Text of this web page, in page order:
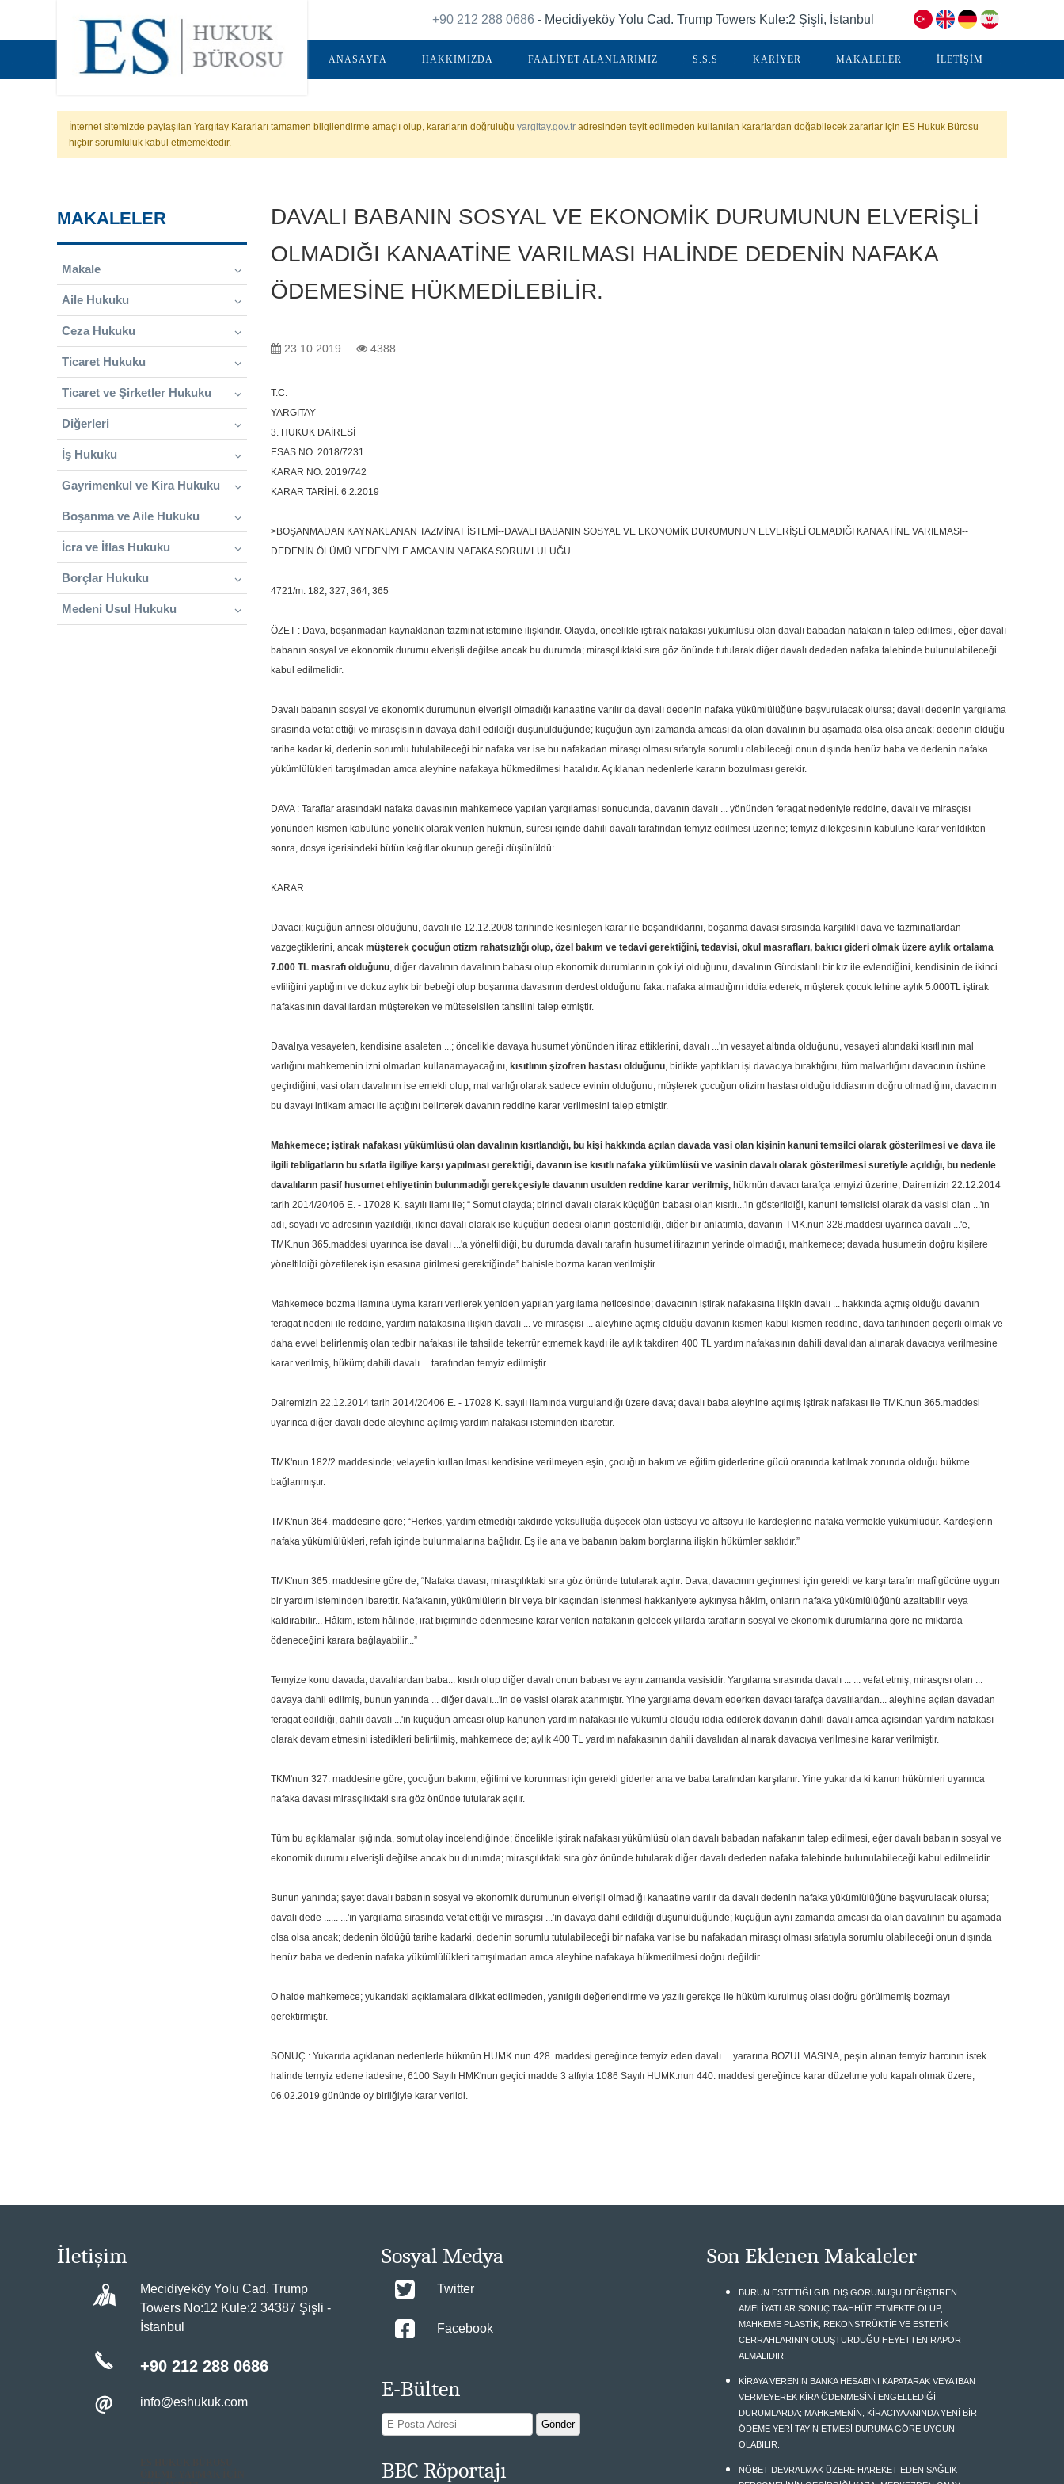
+90 212 288 0686 - Mecidiyeköy Yolu Cad. Trump Towers Kule:2 Şişli, İstanbul
ANASAYFA HAKKIMIZDA FAALİYET ALANLARIMIZ S.S.S KARİYER MAKALELER İLETİŞİM
İnternet sitemizde paylaşılan Yargıtay Kararları tamamen bilgilendirme amaçlı olup, kararların doğruluğu yargitay.gov.tr adresinden teyit edilmeden kullanılan kararlardan doğabilecek zararlar için ES Hukuk Bürosu
hiçbir sorumluluk kabul etmemektedir.
MAKALELER
Makale
Aile Hukuku
Ceza Hukuku
Ticaret Hukuku
Ticaret ve Şirketler Hukuku
Diğerleri
İş Hukuku
Gayrimenkul ve Kira Hukuku
Boşanma ve Aile Hukuku
İcra ve İflas Hukuku
Borçlar Hukuku
Medeni Usul Hukuku
DAVALI BABANIN SOSYAL VE EKONOMİK DURUMUNUN ELVERİŞLİ
OLMADIĞI KANAATİNE VARILMASI HALİNDE DEDENİN NAFAKA
ÖDEMESİNE HÜKMEDİLEBİLİR.
23.10.2019 4388
T.C.
YARGITAY
3. HUKUK DAİRESİ
ESAS NO. 2018/7231
KARAR NO. 2019/742
KARAR TARİHİ. 6.2.2019
>BOŞANMADAN KAYNAKLANAN TAZMİNAT İSTEMİ--DAVALI BABANIN SOSYAL VE EKONOMİK DURUMUNUN ELVERİŞLİ OLMADIĞI KANAATİNE VARILMASI--
DEDENİN ÖLÜMÜ NEDENİYLE AMCANIN NAFAKA SORUMLULUĞU
4721/m. 182, 327, 364, 365
ÖZET : Dava, boşanmadan kaynaklanan tazminat istemine ilişkindir. Olayda, öncelikle iştirak nafakası yükümlüsü olan davalı babadan nafakanın talep edilmesi, eğer davalı
babanın sosyal ve ekonomik durumu elverişli değilse ancak bu durumda; mirasçılıktaki sıra göz önünde tutularak diğer davalı dededen nafaka talebinde bulunulabileceği
kabul edilmelidir.
Davalı babanın sosyal ve ekonomik durumunun elverişli olmadığı kanaatine varılır da davalı dedenin nafaka yükümlülüğüne başvurulacak olursa; davalı dedenin yargılama
sırasında vefat ettiği ve mirasçısının davaya dahil edildiği düşünüldüğünde; küçüğün aynı zamanda amcası da olan davalının bu aşamada olsa olsa ancak; dedenin öldüğü
tarihe kadar ki, dedenin sorumlu tutulabileceği bir nafaka var ise bu nafakadan mirasçı olması sıfatıyla sorumlu olabileceği onun dışında henüz baba ve dedenin nafaka
yükümlülükleri tartışılmadan amca aleyhine nafakaya hükmedilmesi hatalıdır. Açıklanan nedenlerle kararın bozulması gerekir.
DAVA : Taraflar arasındaki nafaka davasının mahkemece yapılan yargılaması sonucunda, davanın davalı ... yönünden feragat nedeniyle reddine, davalı ve mirasçısı
yönünden kısmen kabulüne yönelik olarak verilen hükmün, süresi içinde dahili davalı tarafından temyiz edilmesi üzerine; temyiz dilekçesinin kabulüne karar verildikten
sonra, dosya içerisindeki bütün kağıtlar okunup gereği düşünüldü:
KARAR
Davacı; küçüğün annesi olduğunu, davalı ile 12.12.2008 tarihinde kesinleşen karar ile boşandıklarını, boşanma davası sırasında karşılıklı dava ve tazminatlardan
vazgeçtiklerini, ancak müşterek çocuğun otizm rahatsızlığı olup, özel bakım ve tedavi gerektiğini, tedavisi, okul masrafları, bakıcı gideri olmak üzere aylık ortalama
7.000 TL masrafı olduğunu, diğer davalının davalının babası olup ekonomik durumlarının çok iyi olduğunu, davalının Gürcistanlı bir kız ile evlendiğini, kendisinin de ikinci
evliliğini yaptığını ve dokuz aylık bir bebeği olup boşanma davasının derdest olduğunu fakat nafaka almadığını iddia ederek, müşterek çocuk lehine aylık 5.000TL iştirak
nafakasının davalılardan müştereken ve müteselsilen tahsilini talep etmiştir.
Davalıya vesayeten, kendisine asaleten ...; öncelikle davaya husumet yönünden itiraz ettiklerini, davalı ...'ın vesayet altında olduğunu, vesayeti altındaki kısıtlının mal
varlığını mahkemenin izni olmadan kullanamayacağını, kısıtlının şizofren hastası olduğunu, birlikte yaptıkları işi davacıya bıraktığını, tüm malvarlığını davacının üstüne
geçirdiğini, vasi olan davalının ise emekli olup, mal varlığı olarak sadece evinin olduğunu, müşterek çocuğun otizim hastası olduğu iddiasının doğru olmadığını, davacının
bu davayı intikam amacı ile açtığını belirterek davanın reddine karar verilmesini talep etmiştir.
Mahkemece; iştirak nafakası yükümlüsü olan davalının kısıtlandığı, bu kişi hakkında açılan davada vasi olan kişinin kanuni temsilci olarak gösterilmesi ve dava ile
ilgili tebligatların bu sıfatla ilgiliye karşı yapılması gerektiği, davanın ise kısıtlı nafaka yükümlüsü ve vasinin davalı olarak gösterilmesi suretiyle açıldığı, bu nedenle
davalıların pasif husumet ehliyetinin bulunmadığı gerekçesiyle davanın usulden reddine karar verilmiş, hükmün davacı tarafça temyizi üzerine; Dairemizin 22.12.2014
tarih 2014/20406 E. - 17028 K. sayılı ilamı ile; “ Somut olayda; birinci davalı olarak küçüğün babası olan kısıtlı...'in gösterildiği, kanuni temsilcisi olarak da vasisi olan ...'ın
adı, soyadı ve adresinin yazıldığı, ikinci davalı olarak ise küçüğün dedesi olanın gösterildiği, diğer bir anlatımla, davanın TMK.nun 328.maddesi uyarınca davalı ...'e,
TMK.nun 365.maddesi uyarınca ise davalı ...'a yöneltildiği, bu durumda davalı tarafın husumet itirazının yerinde olmadığı, mahkemece; davada husumetin doğru kişilere
yöneltildiği gözetilerek işin esasına girilmesi gerektiğinde” bahisle bozma kararı verilmiştir.
Mahkemece bozma ilamına uyma kararı verilerek yeniden yapılan yargılama neticesinde; davacının iştirak nafakasına ilişkin davalı ... hakkında açmış olduğu davanın
feragat nedeni ile reddine, yardım nafakasına ilişkin davalı ... ve mirasçısı ... aleyhine açmış olduğu davanın kısmen kabul kısmen reddine, dava tarihinden geçerli olmak ve
daha evvel belirlenmiş olan tedbir nafakası ile tahsilde tekerrür etmemek kaydı ile aylık takdiren 400 TL yardım nafakasının dahili davalıdan alınarak davacıya verilmesine
karar verilmiş, hüküm; dahili davalı ... tarafından temyiz edilmiştir.
Dairemizin 22.12.2014 tarih 2014/20406 E. - 17028 K. sayılı ilamında vurgulandığı üzere dava; davalı baba aleyhine açılmış iştirak nafakası ile TMK.nun 365.maddesi
uyarınca diğer davalı dede aleyhine açılmış yardım nafakası isteminden ibarettir.
TMK'nun 182/2 maddesinde; velayetin kullanılması kendisine verilmeyen eşin, çocuğun bakım ve eğitim giderlerine gücü oranında katılmak zorunda olduğu hükme
bağlanmıştır.
TMK'nun 364. maddesine göre; “Herkes, yardım etmediği takdirde yoksulluğa düşecek olan üstsoyu ve altsoyu ile kardeşlerine nafaka vermekle yükümlüdür. Kardeşlerin
nafaka yükümlülükleri, refah içinde bulunmalarına bağlıdır. Eş ile ana ve babanın bakım borçlarına ilişkin hükümler saklıdır.”
TMK'nun 365. maddesine göre de; “Nafaka davası, mirasçılıktaki sıra göz önünde tutularak açılır. Dava, davacının geçinmesi için gerekli ve karşı tarafın malî gücüne uygun
bir yardım isteminden ibarettir. Nafakanın, yükümlülerin bir veya bir kaçından istenmesi hakkaniyete aykırıysa hâkim, onların nafaka yükümlülüğünü azaltabilir veya
kaldırabilir... Hâkim, istem hâlinde, irat biçiminde ödenmesine karar verilen nafakanın gelecek yıllarda tarafların sosyal ve ekonomik durumlarına göre ne miktarda
ödeneceğini karara bağlayabilir...”
Temyize konu davada; davalılardan baba... kısıtlı olup diğer davalı onun babası ve aynı zamanda vasisidir. Yargılama sırasında davalı ... ... vefat etmiş, mirasçısı olan ...
davaya dahil edilmiş, bunun yanında ... diğer davalı...'in de vasisi olarak atanmıştır. Yine yargılama devam ederken davacı tarafça davalılardan... aleyhine açılan davadan
feragat edildiği, dahili davalı ...'ın küçüğün amcası olup kanunen yardım nafakası ile yükümlü olduğu iddia edilerek davanın dahili davalı amca açısından yardım nafakası
olarak devam etmesini istedikleri belirtilmiş, mahkemece de; aylık 400 TL yardım nafakasının dahili davalıdan alınarak davacıya verilmesine karar verilmiştir.
TKM'nun 327. maddesine göre; çocuğun bakımı, eğitimi ve korunması için gerekli giderler ana ve baba tarafından karşılanır. Yine yukarıda ki kanun hükümleri uyarınca
nafaka davası mirasçılıktaki sıra göz önünde tutularak açılır.
Tüm bu açıklamalar ışığında, somut olay incelendiğinde; öncelikle iştirak nafakası yükümlüsü olan davalı babadan nafakanın talep edilmesi, eğer davalı babanın sosyal ve
ekonomik durumu elverişli değilse ancak bu durumda; mirasçılıktaki sıra göz önünde tutularak diğer davalı dededen nafaka talebinde bulunulabileceği kabul edilmelidir.
Bunun yanında; şayet davalı babanın sosyal ve ekonomik durumunun elverişli olmadığı kanaatine varılır da davalı dedenin nafaka yükümlülüğüne başvurulacak olursa;
davalı dede ...... ...'ın yargılama sırasında vefat ettiği ve mirasçısı ...'ın davaya dahil edildiği düşünüldüğünde; küçüğün aynı zamanda amcası da olan davalının bu aşamada
olsa olsa ancak; dedenin öldüğü tarihe kadarki, dedenin sorumlu tutulabileceği bir nafaka var ise bu nafakadan mirasçı olması sıfatıyla sorumlu olabileceği onun dışında
henüz baba ve dedenin nafaka yükümlülükleri tartışılmadan amca aleyhine nafakaya hükmedilmesi doğru değildir.
O halde mahkemece; yukarıdaki açıklamalara dikkat edilmeden, yanılgılı değerlendirme ve yazılı gerekçe ile hüküm kurulmuş olası doğru görülmemiş bozmayı
gerektirmiştir.
SONUÇ : Yukarıda açıklanan nedenlerle hükmün HUMK.nun 428. maddesi gereğince temyiz eden davalı ... yararına BOZULMASINA, peşin alınan temyiz harcının istek
halinde temyiz edene iadesine, 6100 Sayılı HMK'nun geçici madde 3 atfıyla 1086 Sayılı HUMK.nun 440. maddesi gereğince karar düzeltme yolu kapalı olmak üzere,
06.02.2019 gününde oy birliğiyle karar verildi.
İletişim
Mecidiyeköy Yolu Cad. Trump
Towers No:12 Kule:2 34387 Şişli -
İstanbul
+90 212 288 0686
info@eshukuk.com
Sosyal Medya
Twitter
Facebook
E-Bülten
BBC Röportajı
Son Eklenen Makaleler
BURUN ESTETİĞİ GİBİ DIŞ GÖRÜNÜŞÜ DEĞİŞTİREN
AMELİYATLAR SONUÇ TAAHHÜT ETMEKTE OLUP,
MAHKEME PLASTİK, REKONSTRÜKTİF VE ESTETİK
CERRAHLARININ OLUŞTURDUĞU HEYETTEN RAPOR
ALMALIDIR.
KİRAYA VERENİN BANKA HESABINI KAPATARAK VEYA IBAN
VERMEYEREK KİRA ÖDENMESİNİ ENGELLEDİĞİ
DURUMLARDA; MAHKEMENİN, KİRACIYA ANINDA YENİ BİR
ÖDEME YERİ TAYİN ETMESİ DURUMA GÖRE UYGUN
OLABİLİR.
NÖBET DEVRALMAK ÜZERE HAREKET EDEN SAĞLIK